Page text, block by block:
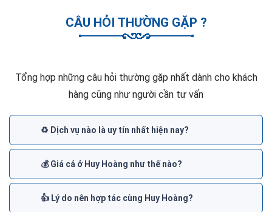
CÂU HỎI THƯỜNG GẶP ?
Tổng hợp những câu hỏi thường gặp nhất dành cho khách
hàng cũng như người cần tư vấn
♻️ Dịch vụ nào là uy tín nhất hiện nay?
💰 Giá cả ở Huy Hoàng như thế nào?
👍 Lý do nên hợp tác cùng Huy Hoàng?